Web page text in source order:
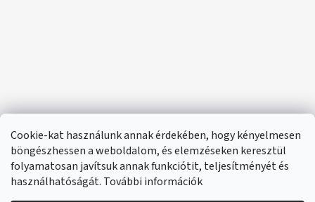
Cookie-kat használunk annak érdekében, hogy kényelmesen
böngészhessen a weboldalom, és elemzéseken keresztül
folyamatosan javítsuk annak funkciótit, teljesítményét és
használhatóságát. További információk